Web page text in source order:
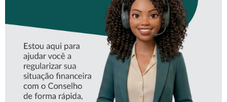
ASSISTENTE VIRTUAL DO
CREFITO-7